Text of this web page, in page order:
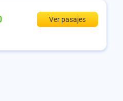
Ver pasajes